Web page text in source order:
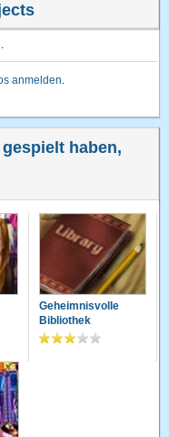
anmelden.
haben,
Geheimnisvolle
Bibliothek